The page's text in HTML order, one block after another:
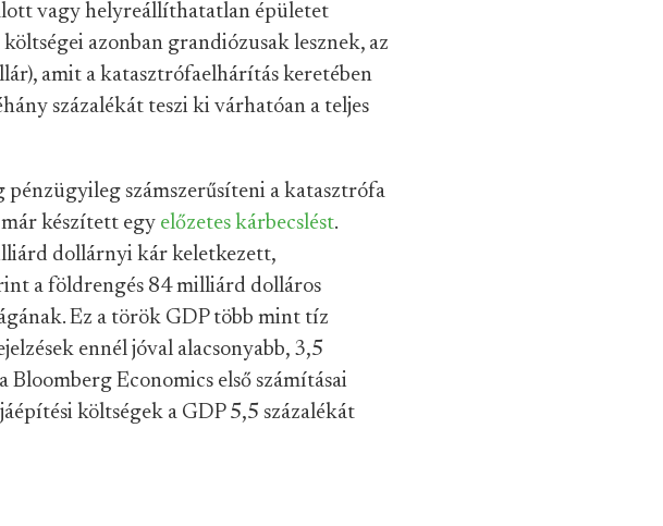
vagy helyreállíthatatlan épületet
azonban grandiózusak lesznek, az
amit a katasztrófaelhárítás keretében
százalékát teszi ki várhatóan a teljes
számszerűsíteni a katasztrófa
készített egy előzetes kárbecslést.
dollárnyi kár keletkezett,
a földrengés 84 milliárd dolláros
Ez a török GDP több mint tíz
ennél jóval alacsonyabb, 3,5
Bloomberg Economics első számításai
költségek a GDP 5,5 százalékát